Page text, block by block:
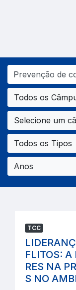
Todos os
Selecione um
Todos os Tipos
Anos
TCC
FLITOS: A
RES NA
S NO